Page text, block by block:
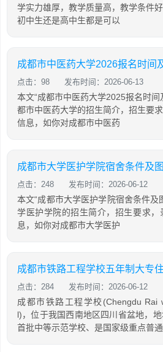
学实力雄厚，教学质量高，教学条件
初中生还是高中生都是可以
成都市中医药大学2026报名时间
点击：98 发布时间：2026-06-13
本文“成都市中医药大学2025报名时
都市中医药大学的招生简介，招生要
信息，如你对成都市中医药
成都市大学医护学院宿舍条件及
点击：248 发布时间：2026-06-12
本文“成都市大学医护学院宿舍条件及
学医护学院的招生简介，招生要求
息，如你对成都市大学医护
点击：284 发布时间：2026-06-12
成都市铁路工程学校(Chengdu Rai
l)，位于我国西南地区四川省盆地，
首批中等示范学校、是国家级重点普